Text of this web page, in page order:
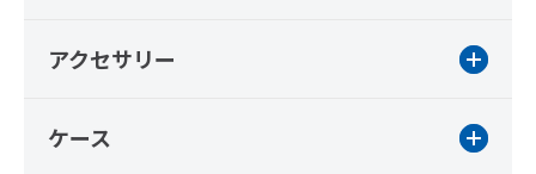
アクセサリー
ケース